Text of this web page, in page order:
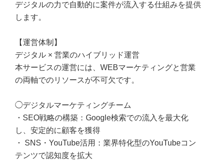
デジタルの力で自動的に案件が流入する仕組みを提供
します。
【運営体制】
デジタル × 営業のハイブリッド運営
本サービスの運営には、WEBマーケティングと営業
の両軸でのリソースが不可欠です。
◯デジタルマーケティングチーム
・SEO戦略の構築：Google検索での流入を最大化
し、安定的に顧客を獲得
・ SNS・YouTube活用：業界特化型のYouTubeコン
テンツで認知度を拡大